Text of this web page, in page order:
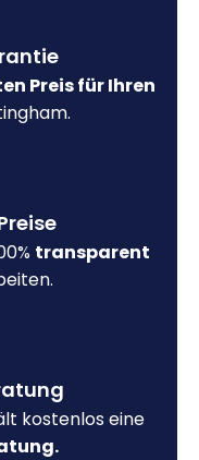
Preis für Ihren
transparent
kostenlos eine